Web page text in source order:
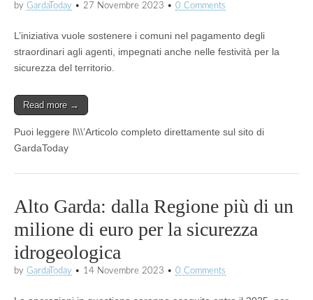
by GardaToday • 27 Novembre 2023 • 0 Comments
L’iniziativa vuole sostenere i comuni nel pagamento degli
straordinari agli agenti, impegnati anche nelle festività per la
sicurezza del territorio.
Read more →
Puoi leggere l\\\’Articolo completo direttamente sul sito di
GardaToday
Alto Garda: dalla Regione più di un
milione di euro per la sicurezza
idrogeologica
by GardaToday • 14 Novembre 2023 • 0 Comments